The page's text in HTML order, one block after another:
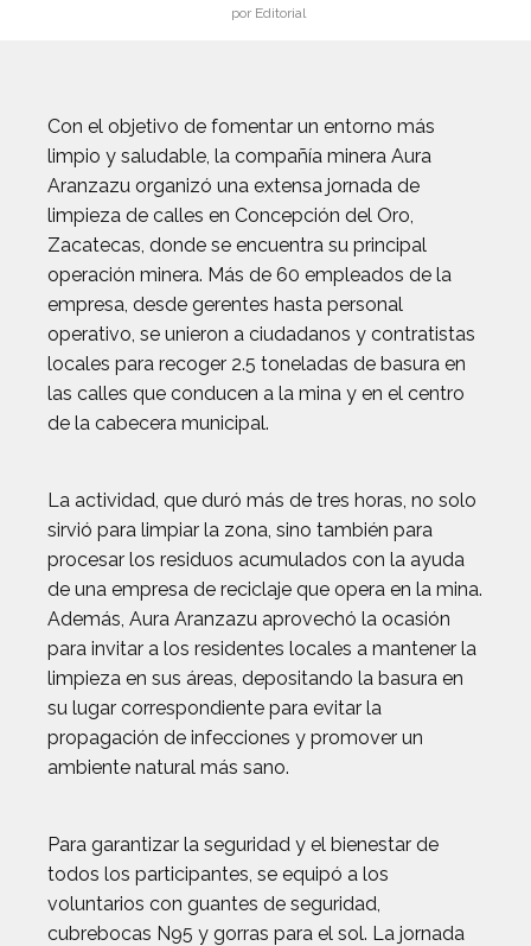
por Editorial
Con el objetivo de fomentar un entorno más
limpio y saludable, la compañía minera Aura
Aranzazu organizó una extensa jornada de
limpieza de calles en Concepción del Oro,
Zacatecas, donde se encuentra su principal
operación minera. Más de 60 empleados de la
empresa, desde gerentes hasta personal
operativo, se unieron a ciudadanos y contratistas
locales para recoger 2.5 toneladas de basura en
las calles que conducen a la mina y en el centro
de la cabecera municipal.
La actividad, que duró más de tres horas, no solo
sirvió para limpiar la zona, sino también para
procesar los residuos acumulados con la ayuda
de una empresa de reciclaje que opera en la mina.
Además, Aura Aranzazu aprovechó la ocasión
para invitar a los residentes locales a mantener la
limpieza en sus áreas, depositando la basura en
su lugar correspondiente para evitar la
propagación de infecciones y promover un
ambiente natural más sano.
Para garantizar la seguridad y el bienestar de
todos los participantes, se equipó a los
voluntarios con guantes de seguridad,
cubrebocas N95 y gorras para el sol. La jornada